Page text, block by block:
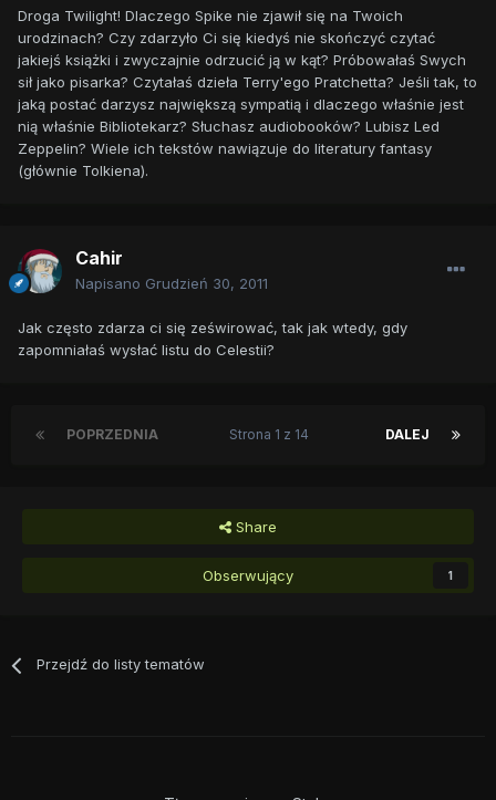
Droga Twilight! Dlaczego Spike nie zjawił się na Twoich
urodzinach? Czy zdarzyło Ci się kiedyś nie skończyć czytać
jakiejś książki i zwyczajnie odrzucić ją w kąt? Próbowałaś Swych
sił jako pisarka? Czytałaś dzieła Terry'ego Pratchetta? Jeśli tak, to
jaką postać darzysz największą sympatią i dlaczego właśnie jest
nią właśnie Bibliotekarz? Słuchasz audiobooków? Lubisz Led
Zeppelin? Wiele ich tekstów nawiązuje do literatury fantasy
(głównie Tolkiena).
Cahir
Napisano Grudzień 30, 2011
Jak często zdarza ci się ześwirować, tak jak wtedy, gdy
zapomniałaś wysłać listu do Celestii?
POPRZEDNIA DALEJ
Strona 1 z 14
Share
Obserwujący 1
Przejdź do listy tematów